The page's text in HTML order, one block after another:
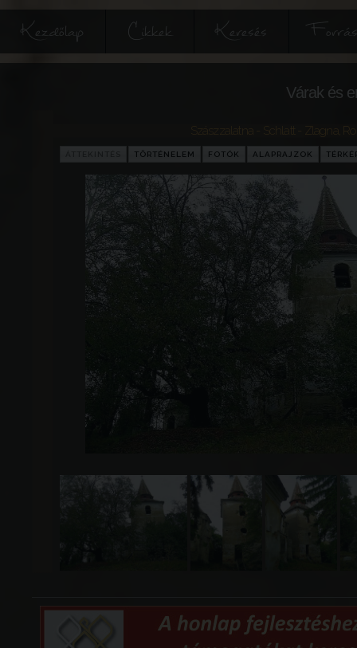
Kezdőlap Cikkek Keresés
Várak és
Szászzalatna - Schlatt - Zlagna
TÖRTÉNELEM FOTÓK ALAPRAJZOK